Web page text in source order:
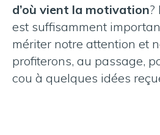
d’où vient la motivation?
est suffisamment
mériter notre attention et
profiterons, au passage,
cou à quelques idées